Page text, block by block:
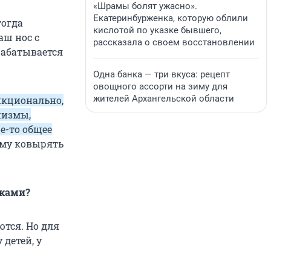
нос с
то общее
ковырять
Но для
у
«Шрамы болят ужасно».
Екатеринбурженка, которую облили
кислотой по указке бывшего,
рассказала о своем восстановлении
Одна банка — три вкуса: рецепт
овощного ассорти на зиму для
жителей Архангельской области